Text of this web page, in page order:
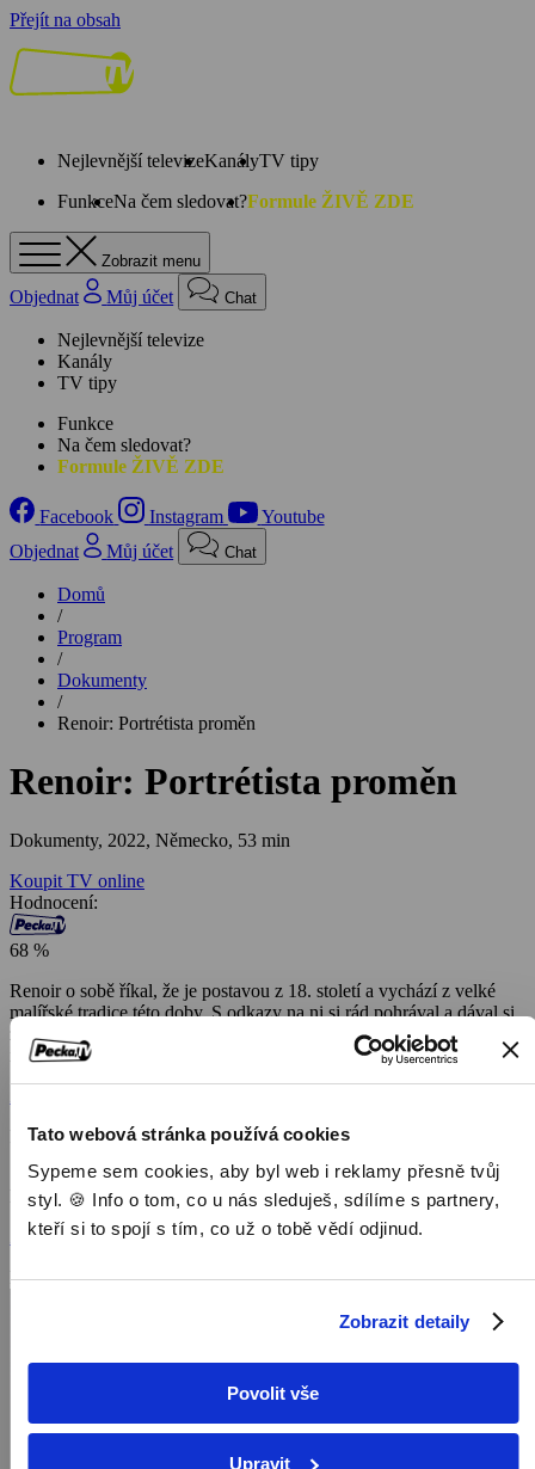
Tato webová stránka používá cookies
Sypeme sem cookies, aby byl web i reklamy přesně tvůj
styl. 🍪 Info o tom, co u nás sleduješ, sdílíme s partnery,
kteří si to spojí s tím, co už o tobě vědí odjinud.
Zobrazit detaily
Povolit vše
Upravit
Přejít na obsah
Nejlevnější televizeKanályTV tipy
FunkceNa čem sledovat?Formule ŽIVĚ ZDE
Zobrazit menu
Objednat Můj účet Chat
Nejlevnější televize
Kanály
TV tipy
Funkce
Na čem sledovat?
Formule ŽIVĚ ZDE
Facebook Instagram
Youtube
Objednat
Můj účet Chat
Domů
/
Program
/
Dokumenty
/
Renoir: Portrétista proměn
Renoir: Portrétista proměn
Dokumenty, 2022, Německo, 53 min
Koupit TV online
Hodnocení:
68 %
Renoir o sobě říkal, že je postavou z 18. století a vychází z velké
malířské tradice této doby. S odkazy na ni si rád pohrával a dával si
záležet, aby je divák mohl odhalit. Patřil k průkopníkům
impresionismu, ale svými impresionistickými díly chtěl svým
Režie: Linn Sackarnd
Herci: Nadja Schulz-Berlinghoff
Zobrazit více
Pořad aktuálně není v nabídce